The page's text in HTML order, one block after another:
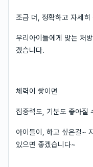
조금 더, 정확하고 자세히
우리아이들에게 맞는 처
겠습니다.
체력이 쌓이면
집중력도, 기분도 좋아질
아이들이, 하고 싶은걸~
있으면 좋겠습니다~